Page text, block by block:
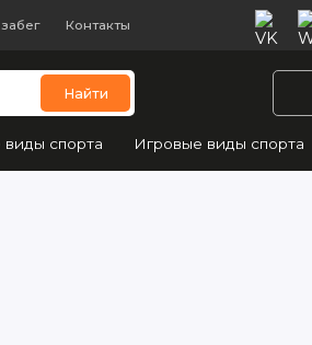
Контакты
Найти
спорта Игровые виды спорта